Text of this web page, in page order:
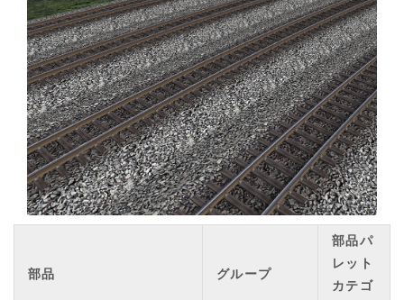
部品 グループ
部品パ
レット
カテゴ